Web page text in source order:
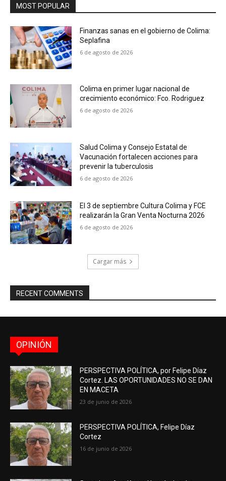
MOST POPULAR
Finanzas sanas en el gobierno de Colima:
Seplafina
6 de agosto de 2026
Colima en primer lugar nacional de
crecimiento económico: Fco. Rodriguez
6 de agosto de 2026
Salud Colima y Consejo Estatal de
Vacunación fortalecen acciones para
prevenir la tuberculosis
6 de agosto de 2026
El 3 de septiembre Cultura Colima y FCE
realizarán la Gran Venta Nocturna 2026
6 de agosto de 2026
Cargar más
RECENT COMMENTS
OPINIÓN
PERSPECTIVA POLÍTICA, por Felipe Díaz
Cortez. LAS OPORTUNIDADES NO SE DAN
EN MACETA
23 de junio de 2026
PERSPECTIVA POLÍTICA, Felipe Díaz
Cortez
16 de junio de 2026